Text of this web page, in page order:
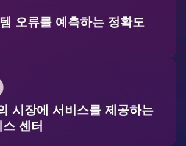
오류를 예측하는 정확도
시장에 서비스를 제공하는
센터